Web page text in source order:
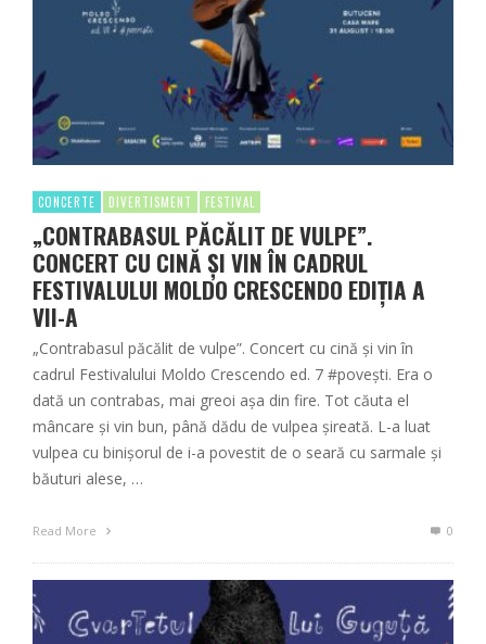
CONCERTE DIVERTISMENT FESTIVAL
„CONTRABASUL PĂCĂLIT DE VULPE”.
CONCERT CU CINĂ ȘI VIN ÎN CADRUL
FESTIVALULUI MOLDO CRESCENDO EDIȚIA A
VII-A
„Contrabasul păcălit de vulpe”. Concert cu cină și vin în
cadrul Festivalului Moldo Crescendo ed. 7 #povești. Era o
dată un contrabas, mai greoi așa din fire. Tot căuta el
mâncare și vin bun, până dădu de vulpea șireată. L-a luat
vulpea cu binișorul de i-a povestit de o seară cu sarmale și
băuturi alese, …
Read More 0